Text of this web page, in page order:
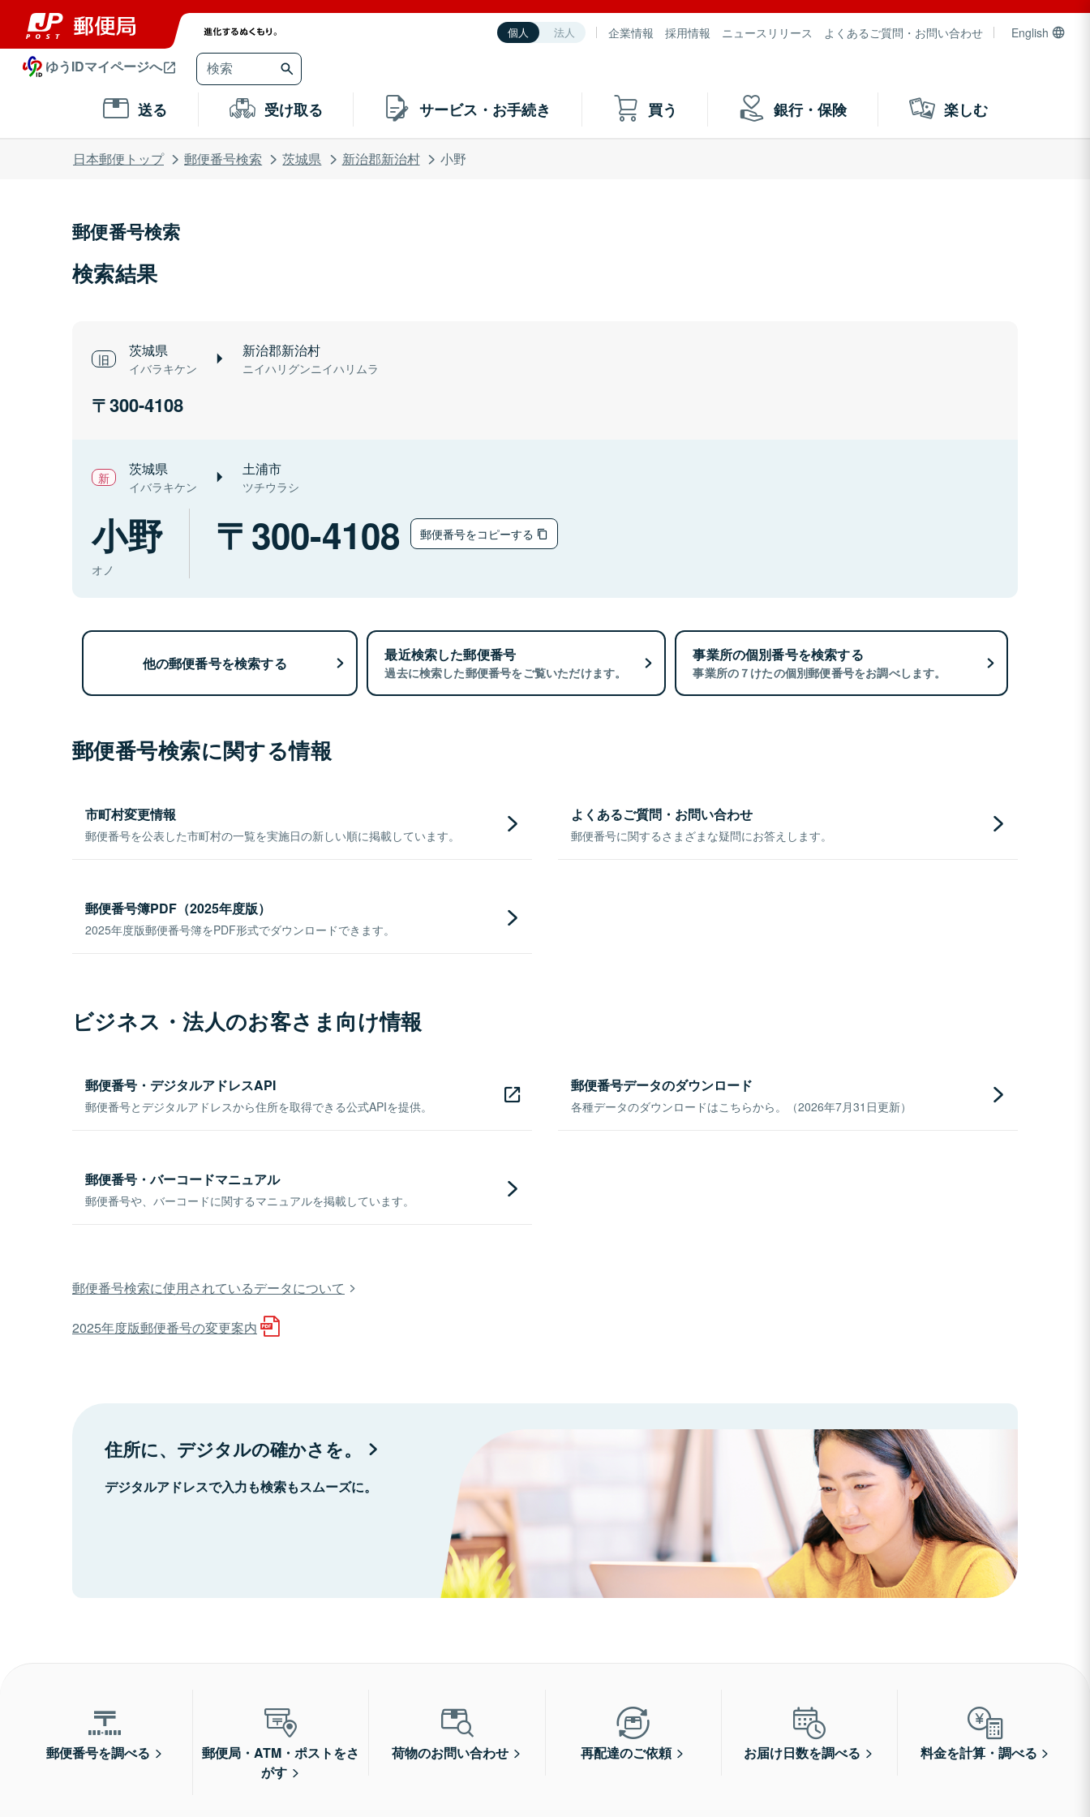
個人 法人 企業情報 採用情報 ニュースリリース よくあるご質問・お問い合わせ English
ゆうIDマイページへ
送る 受け取る サービス・お手続き 買う 銀行・保険 楽しむ
日本郵便トップ 郵便番号検索 茨城県 新治郡新治村 小野
郵便番号検索
検索結果
茨城県
イバラキケン
新治郡新治村
ニイハリグンニイハリムラ
300-4108
茨城県
イバラキケン
土浦市
ツチウラシ
小野
オノ
300-4108 郵便番号をコピーする
他の郵便番号を検索する 最近検索した郵便番号
過去に検索した郵便番号をご覧いただけます。
事業所の個別番号を検索する
事業所の７けたの個別郵便番号をお調べします。
郵便番号検索に関する情報
市町村変更情報
郵便番号を公表した市町村の一覧を実施日の新しい順に掲載しています。
よくあるご質問・お問い合わせ
郵便番号に関するさまざまな疑問にお答えします。
郵便番号簿PDF（2025年度版）
2025年度版郵便番号簿をPDF形式でダウンロードできます。
ビジネス・法人のお客さま向け情報
郵便番号・デジタルアドレスAPI
郵便番号とデジタルアドレスから住所を取得できる公式APIを提供。
郵便番号データのダウンロード
各種データのダウンロードはこちらから。（2026年7月31日更新）
郵便番号・バーコードマニュアル
郵便番号や、バーコードに関するマニュアルを掲載しています。
郵便番号検索に使用されているデータについて
2025年度版郵便番号の変更案内
住所に、デジタルの確かさを。
デジタルアドレスで入力も検索もスムーズに。
郵便番号を調べる
郵便局・ATM・ポストをさ
がす
荷物のお問い合わせ 再配達のご依頼 お届け日数を調べる 料金を計算・調べる